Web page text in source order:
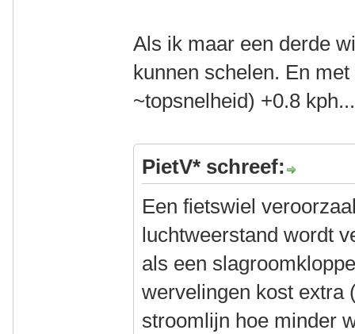
Als ik maar een derde
kunnen schelen. En
~topsnelheid) +0.8
PietV* schreef:
Een fietswiel
luchtweerstand wordt
als een
wervelingen kost extra
stroomlijn hoe minder